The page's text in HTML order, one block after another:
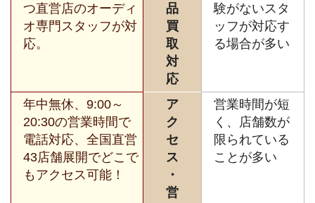
つ直営店のオーディ
オ専門スタッフが対
応。
品
買
取
対
応
験がないスタ
ッフが対応す
る場合が多い
年中無休、9:00～
20:30の営業時間で
電話対応、全国直営
43店舗展開でどこで
もアクセス可能！
ア
ク
セ
ス
・
営
営業時間が短
く、店舗数が
限られている
ことが多い